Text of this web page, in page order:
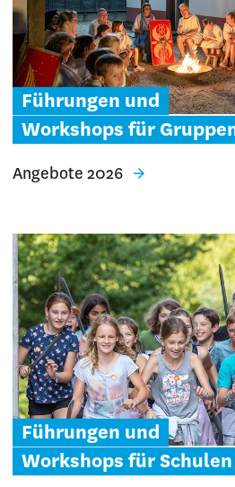
Führungen und
Workshops für
Angebote 2026
Führungen und
Workshops für Schulen